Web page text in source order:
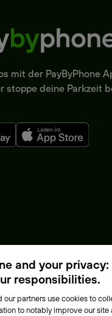
mit der PayByPhone
stoppe deine Parkzeit
and your
responsibilities.
our partners use cookies to
to notably improve our site